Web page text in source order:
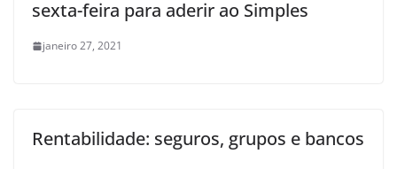
sexta-feira para aderir ao Simples
janeiro 27, 2021
Rentabilidade: seguros, grupos e bancos